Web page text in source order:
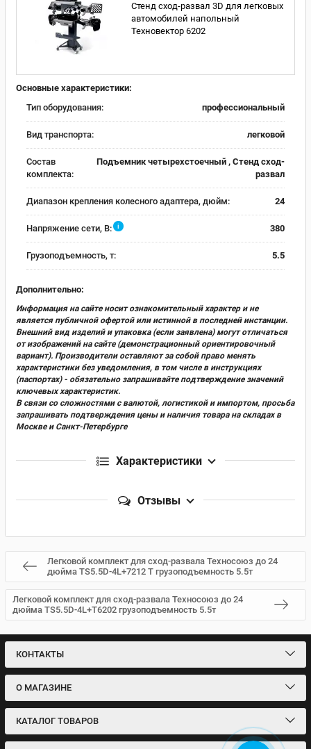
Стенд сход-развал 3D для легковых
автомобилей напольный
Техновектор 6202
Основные характеристики:
Тип оборудования:
профессиональный
Вид транспорта: легковой
Состав
комплекта:
Подъемник четырехстоечный , Стенд сход-
развал
Диапазон крепления колесного адаптера, дюйм: 24
Напряжение сети, В: i 380
Грузоподъемность, т: 5.5
Дополнительно:
Информация на сайте носит ознакомительный характер и не
является публичной офертой или истинной в последней инстанции.
Внешний вид изделий и упаковка (если заявлена) могут отличаться
от изображений на сайте (демонстрационный ориентировочный
вариант). Производители оставляют за собой право менять
характеристики без уведомления, в том числе в инструкциях
(паспортах) - обязательно запрашивайте подтверждение значений
ключевых характеристик.
В связи со сложностями с валютой, логистикой и импортом, просьба
запрашивать подтверждения цены и наличия товара на складах в
Москве и Санкт-Петербурге
Характеристики
Отзывы
Легковой комплект для сход-развала Техносоюз до 24
дюйма TS5.5D-4L+7212 T грузоподъемность 5.5т
Легковой комплект для сход-развала Техносоюз до 24
дюйма TS5.5D-4L+Т6202 грузоподъемность 5.5т
КОНТАКТЫ
О МАГАЗИНЕ
КАТАЛОГ ТОВАРОВ